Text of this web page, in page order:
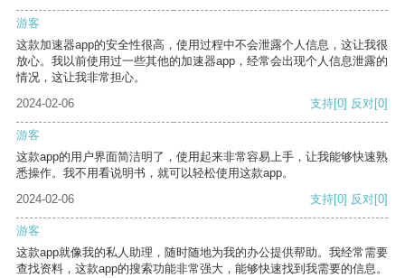
游客
这款加速器app的安全性很高，使用过程中不会泄露个人信息，这让我很
放心。我以前使用过一些其他的加速器app，经常会出现个人信息泄露的
情况，这让我非常担心。
2024-02-06
支持[0] 反对[0]
游客
这款app的用户界面简洁明了，使用起来非常容易上手，让我能够快速熟
悉操作。我不用看说明书，就可以轻松使用这款app。
2024-02-06
支持[0] 反对[0]
游客
这款app就像我的私人助理，随时随地为我的办公提供帮助。我经常需要
查找资料，这款app的搜索功能非常强大，能够快速找到我需要的信息。